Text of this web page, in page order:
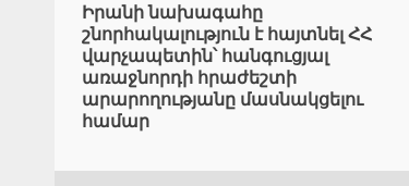
Իրանի նախագահը
շնորհակալություն է հայտնել ՀՀ
վարչապետին՝ հանգուցյալ
առաջնորդի հրաժեշտի
արարողությանը մասնակցելու
համար